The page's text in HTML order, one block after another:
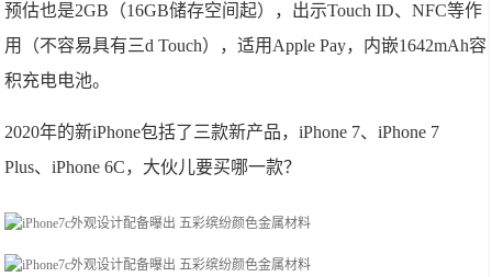
预估也是2GB（16GB储存空间起），出示Touch ID、NFC等作
用（不容易具有三d Touch），适用Apple Pay，内嵌1642mAh容
积充电电池。
2020年的新iPhone包括了三款新产品，iPhone 7、iPhone 7
Plus、iPhone 6C，大伙儿要买哪一款？